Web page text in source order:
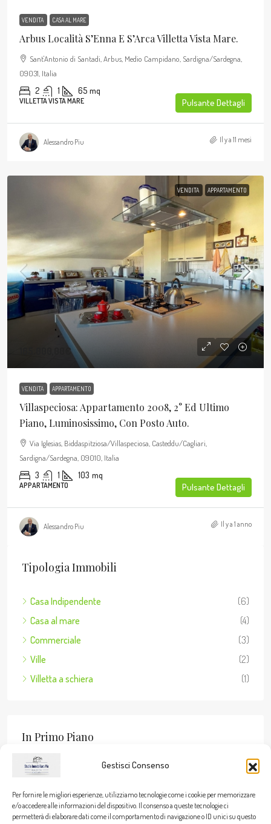
Gestisci Consenso
Per fornire le migliori esperienze, utilizziamo tecnologie come i cookie per memorizzare
e/o accedere alle informazioni del dispositivo. Il consenso a queste tecnologie ci
permetterà di elaborare dati come il comportamento di navigazione o ID unici su questo
VENDITA CASA AL MARE
Arbus Località S’Enna E S’Arca Villetta Vista Mare.
Sant'Antonio di Santadi, Arbus, Medio Campidano, Sardigna/Sardegna,
09031, Italia
2 1 65 mq
VILLETTA VISTA MARE Pulsante Dettagli
Alessandro Piu Il y a 11 mesi
VENDITA APPARTAMENTO
165.000,00€
VENDITA APPARTAMENTO
Villaspeciosa: Appartamento 2008, 2° Ed Ultimo
Piano, Luminosissimo, Con Posto Auto.
Via Iglesias, Biddaspitziosa/Villaspeciosa, Casteddu/Cagliari,
Sardigna/Sardegna, 09010, Italia
3 1 103 mq
APPARTAMENTO Pulsante Dettagli
Alessandro Piu Il y a 1 anno
Tipologia Immobili
Casa Indipendente
(6)
Casa al mare
(4)
Commerciale
(3)
Ville
(2)
Villetta a schiera
(1)
In Primo Piano
Stato Dell’immobile